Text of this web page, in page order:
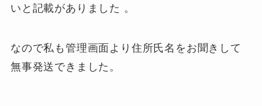
いと記載がありました 。
なので私も管理画面より住所氏名をお聞きして
無事発送できました。